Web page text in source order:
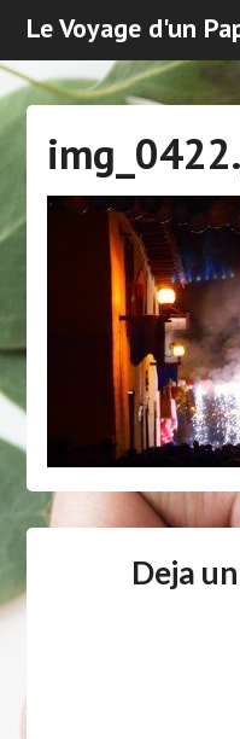
Le Voyage d'un
Deja